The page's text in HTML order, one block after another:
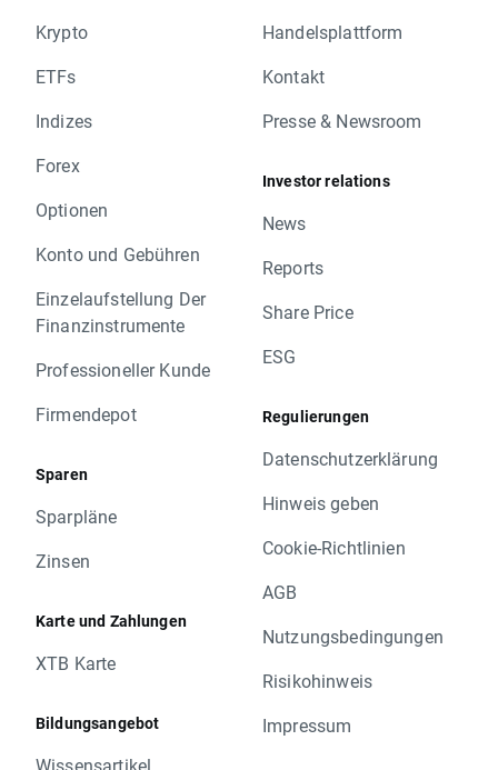
Krypto
ETFs
Indizes
Forex
Optionen
Konto und Gebühren
Einzelaufstellung Der
Finanzinstrumente
Professioneller Kunde
Firmendepot
Sparen
Sparpläne
Zinsen
Karte und Zahlungen
XTB Karte
Bildungsangebot
Wissensartikel
Handelsplattform
Kontakt
Presse & Newsroom
Investor relations
News
Reports
Share Price
ESG
Regulierungen
Datenschutzerklärung
Hinweis geben
Cookie-Richtlinien
AGB
Nutzungsbedingungen
Risikohinweis
Impressum